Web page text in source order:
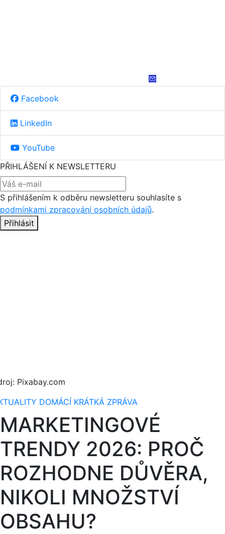
Facebook
LinkedIn
YouTube
PŘIHLÁŠENÍ K NEWSLETTERU
S přihlášením k odběru newsletteru souhlasíte s
podmínkami zpracování osobních údajů.
Přihlásit
Pixabay.com
DOMÁCÍ KRÁTKÁ ZPRÁVA
MARKETINGOVÉ
TRENDY 2026: PROČ
ROZHODNE DŮVĚRA,
NIKOLI MNOŽSTVÍ
OBSAHU?